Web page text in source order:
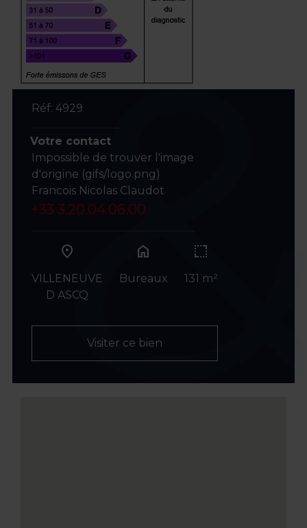
Réf: 4929
Votre contact
Impossible de trouver l'image
d'origine (gifs/logo.png)
Francois Nicolas Claudot
+33 3.20.04.06.00
VILLENEUVE
D ASCQ
home
Bureaux 131 m²
Visiter ce bien